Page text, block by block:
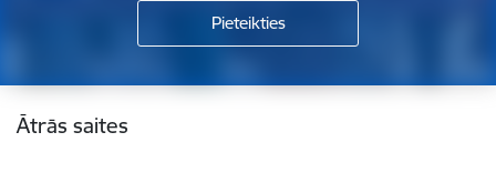
Kājene
Ātrās saites